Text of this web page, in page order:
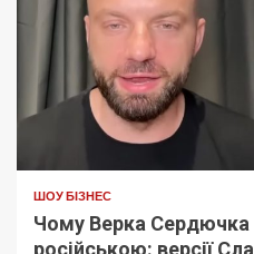
ШОУ БІЗНЕС
Чому Верка Сердючка
російською: версії